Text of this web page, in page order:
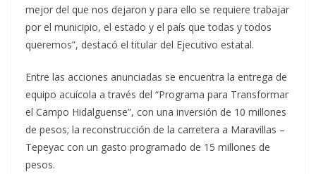
mejor del que nos dejaron y para ello se requiere trabajar
por el municipio, el estado y el país que todas y todos
queremos”, destacó el titular del Ejecutivo estatal.
Entre las acciones anunciadas se encuentra la entrega de
equipo acuícola a través del “Programa para Transformar
el Campo Hidalguense”, con una inversión de 10 millones
de pesos; la reconstrucción de la carretera a Maravillas –
Tepeyac con un gasto programado de 15 millones de
pesos.